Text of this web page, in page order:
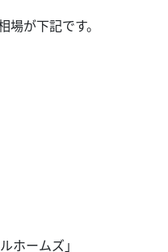
が下記です。
ホームズ」